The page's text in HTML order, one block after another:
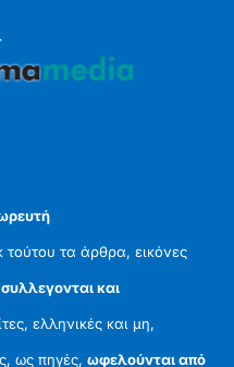
τα άρθρα, εικόνες
συλλεγονται και
ελληνικές και μη,
ως πηγές,ωφελούνται από